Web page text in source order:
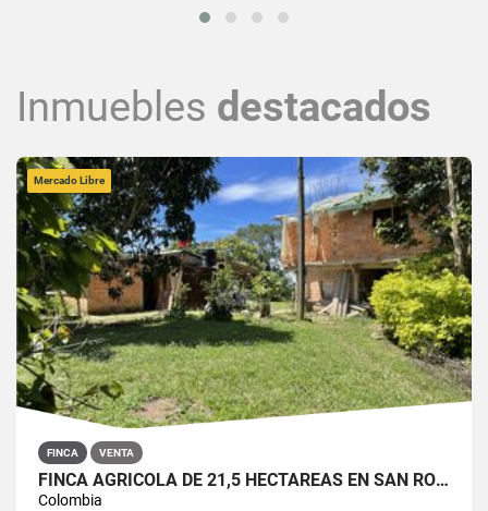
Inmuebles destacados
Mercado Libre
FINCA VENTA
FINCA AGRÍCOLA DE 21,5 HECTÁREAS EN SAN ROQUE, ANTIOQUIA
Colombia